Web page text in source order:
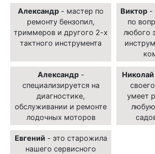
Александр - мастер по
ремонту бензопил,
триммеров и другого 2-х
тактного инструмента
Виктор-
по
любого
Александр-
специализируется на
диагностике,
обслуживании и ремонте
лодочных моторов
Николай
умеет
Евгений - это старожила
нашего сервисного